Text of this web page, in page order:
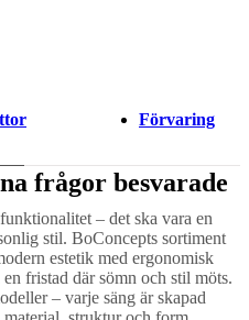
Förvaring
frågor besvarade
– det ska vara en
stil. BoConcepts sortiment
estetik med ergonomisk
fristad där sömn och stil möts.
– varje säng är skapad